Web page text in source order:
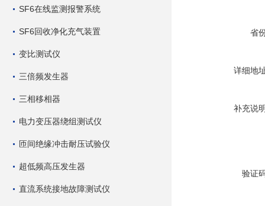
SF6在线监测报警系统
SF6回收净化充气装置
变比测试仪
三倍频发生器
三相移相器
电力变压器绕组测试仪
匝间绝缘冲击耐压试验仪
超低频高压发生器
直流系统接地故障测试仪
省
详细地
补充说
验证